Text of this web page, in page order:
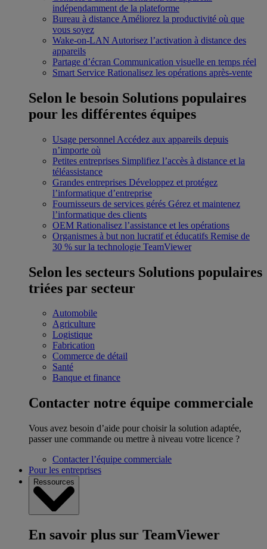
indépendamment de la plateforme
Bureau à distance Améliorez la productivité où que
vous soyez
Wake-on-LAN Autorisez l’activation à distance des
appareils
Partage d’écran Communication visuelle en temps réel
Smart Service Rationalisez les opérations après-vente
Selon le besoin Solutions populaires
pour les différentes équipes
Usage personnel Accédez aux appareils depuis
n’importe où
Petites entreprises Simplifiez l’accès à distance et la
téléassistance
Grandes entreprises Développez et protégez
l’informatique d’entreprise
Fournisseurs de services gérés Gérez et maintenez
l’informatique des clients
OEM Rationalisez l’assistance et les opérations
Organismes à but non lucratif et éducatifs Remise de
30 % sur la technologie TeamViewer
Selon les secteurs Solutions populaires
triées par secteur
Automobile
Agriculture
Logistique
Fabrication
Commerce de détail
Santé
Banque et finance
Contacter notre équipe commerciale
Vous avez besoin d’aide pour choisir la solution adaptée,
passer une commande ou mettre à niveau votre licence ?
Contacter l’équipe commerciale
Pour les entreprises
Ressources
En savoir plus sur TeamViewer